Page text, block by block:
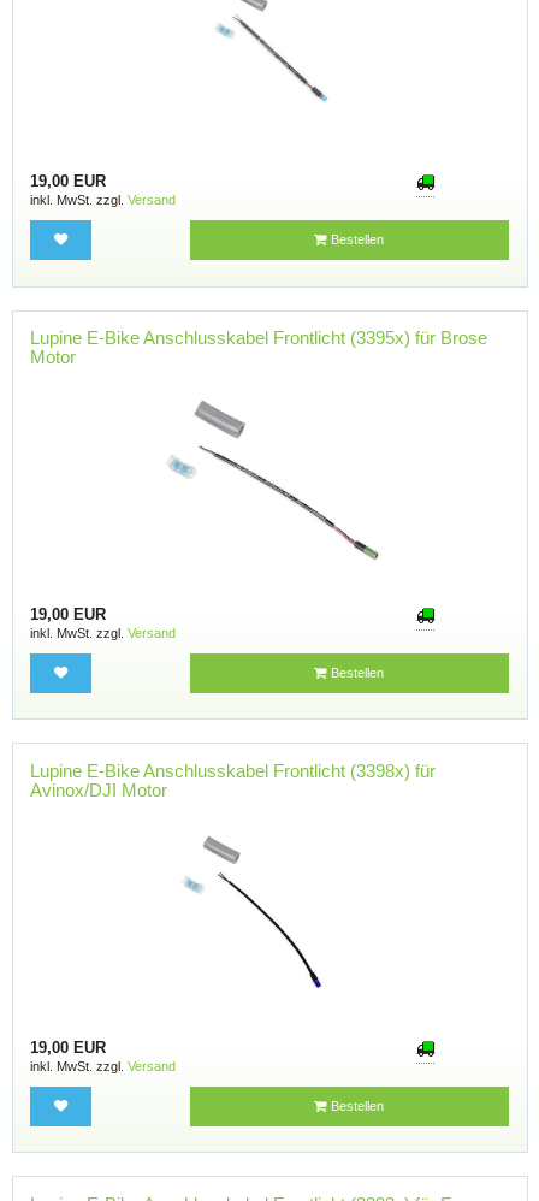
19,00 EUR
inkl. MwSt. zzgl. Versand
Bestellen
Lupine E-Bike Anschlusskabel Frontlicht (3395x) für Brose
Motor
19,00 EUR
inkl. MwSt. zzgl. Versand
Bestellen
Lupine E-Bike Anschlusskabel Frontlicht (3398x) für
Avinox/DJI Motor
19,00 EUR
inkl. MwSt. zzgl. Versand
Bestellen